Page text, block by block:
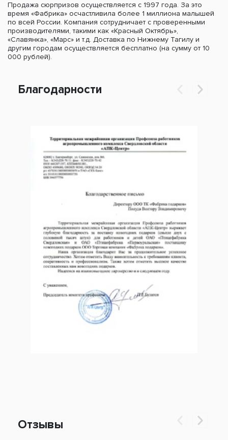
Продажа сюрпризов осуществляется с 1997 года. За это
время «Фабрика» осчастливила более 1 миллиона малышей
по всей России. Компания сотрудничает с проверенными
производителями, такими как «Красный Октябрь»,
«Славянка», «Марс» и т.д. Доставка по Нижнему Тагилу и
другим городам осуществляется бесплатно (на сумму от 10
000 рублей).
Благодарности
Отзывы